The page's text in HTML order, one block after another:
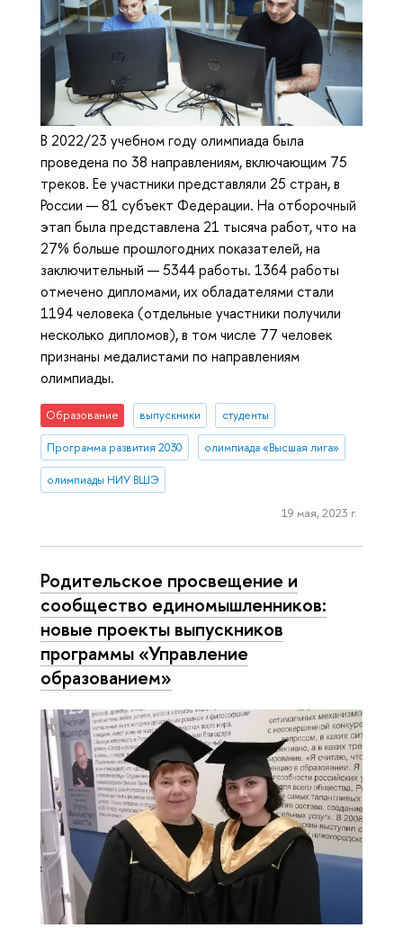
В 2022/23 учебном году олимпиада была
проведена по 38 направлениям, включающим 75
треков. Ее участники представляли 25 стран, в
России — 81 субъект Федерации. На отборочный
этап была представлена 21 тысяча работ, что на
27% больше прошлогодних показателей, на
заключительный — 5344 работы. 1364 работы
отмечено дипломами, их обладателями стали
1194 человека (отдельные участники получили
несколько дипломов), в том числе 77 человек
признаны медалистами по направлениям
олимпиады.
Образование выпускники студенты
Программа развития 2030 олимпиада «Высшая лига»
олимпиады НИУ ВШЭ
19 мая, 2023 г.
Родительское просвещение и
сообщество единомышленников:
новые проекты выпускников
программы «Управление
образованием»